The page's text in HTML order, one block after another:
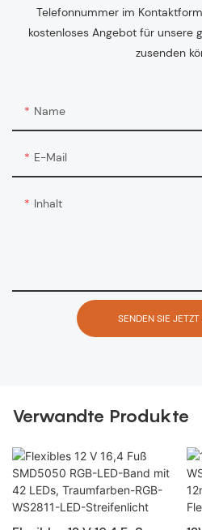
Telefonnummer im
kostenloses Angebot für unsere
zusenden
Name
E-Mail
Inhalt
SENDEN SIE
Verwandte Produkte